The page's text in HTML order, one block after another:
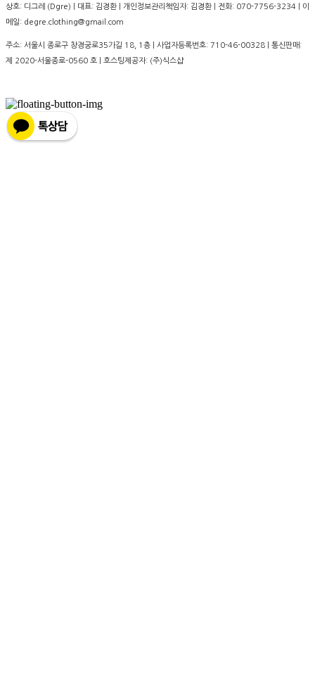
상호: 디그레 (Dgre) | 대표: 김경환 | 개인정보관리책임자: 김경환 | 전화: 070-7756-3234 | 이
메일: degre.clothing@gmail.com
주소: 서울시 종로구 창경궁로35가길 18, 1층 | 사업자등록번호: 710-46-00328 | 통신판매:
제 2020-서울종로-0560 호 | 호스팅제공자: (주)식스샵